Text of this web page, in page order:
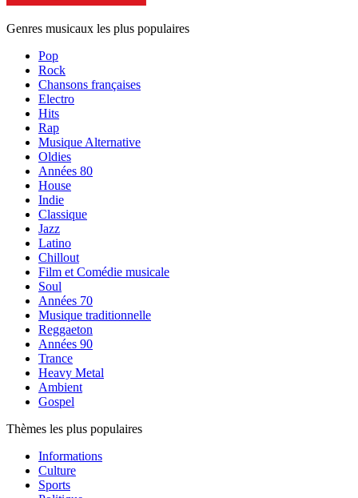
Genres musicaux les plus populaires
Pop
Rock
Chansons françaises
Electro
Hits
Rap
Musique Alternative
Oldies
Années 80
House
Indie
Classique
Jazz
Latino
Chillout
Film et Comédie musicale
Soul
Années 70
Musique traditionnelle
Reggaeton
Années 90
Trance
Heavy Metal
Ambient
Gospel
Thèmes les plus populaires
Informations
Culture
Sports